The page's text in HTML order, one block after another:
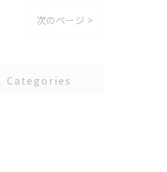
次のページ >
Categories